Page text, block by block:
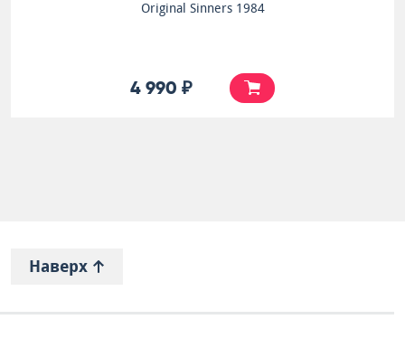
Original Sinners 1984
4 990 ₽
Наверх